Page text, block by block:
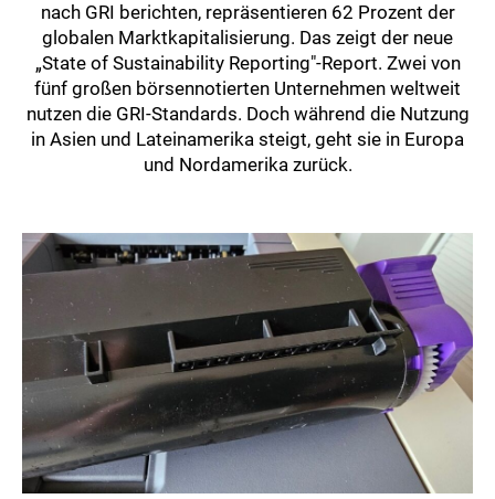
nach GRI berichten, repräsentieren 62 Prozent der
globalen Marktkapitalisierung. Das zeigt der neue
„State of Sustainability Reporting"-Report. Zwei von
fünf großen börsennotierten Unternehmen weltweit
nutzen die GRI-Standards. Doch während die Nutzung
in Asien und Lateinamerika steigt, geht sie in Europa
und Nordamerika zurück.